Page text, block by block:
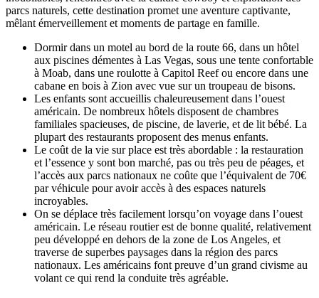
parcs naturels, cette destination promet une aventure captivante,
mêlant émerveillement et moments de partage en famille.
Dormir dans un motel au bord de la route 66, dans un hôtel
aux piscines démentes à Las Vegas, sous une tente confortable
à Moab, dans une roulotte à Capitol Reef ou encore dans une
cabane en bois à Zion avec vue sur un troupeau de bisons.
Les enfants sont accueillis chaleureusement dans l’ouest
américain. De nombreux hôtels disposent de chambres
familiales spacieuses, de piscine, de laverie, et de lit bébé. La
plupart des restaurants proposent des menus enfants.
Le coût de la vie sur place est très abordable : la restauration
et l’essence y sont bon marché, pas ou très peu de péages, et
l’accès aux parcs nationaux ne coûte que l’équivalent de 70€
par véhicule pour avoir accès à des espaces naturels
incroyables.
On se déplace très facilement lorsqu’on voyage dans l’ouest
américain. Le réseau routier est de bonne qualité, relativement
peu développé en dehors de la zone de Los Angeles, et
traverse de superbes paysages dans la région des parcs
nationaux. Les américains font preuve d’un grand civisme au
volant ce qui rend la conduite très agréable.